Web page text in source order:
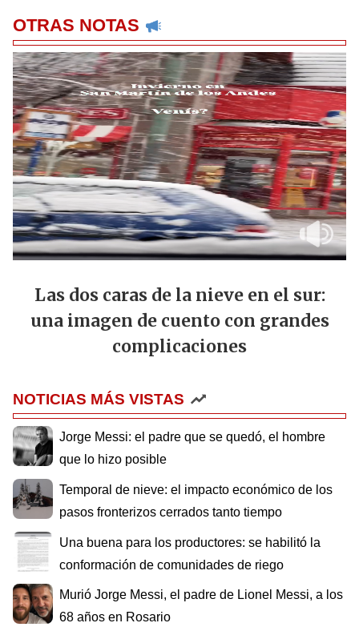
OTRAS NOTAS
Las dos caras de la nieve en el sur:
una imagen de cuento con grandes
complicaciones
NOTICIAS MÁS VISTAS
Jorge Messi: el padre que se quedó, el hombre
que lo hizo posible
Temporal de nieve: el impacto económico de los
pasos fronterizos cerrados tanto tiempo
Una buena para los productores: se habilitó la
conformación de comunidades de riego
Murió Jorge Messi, el padre de Lionel Messi, a los
68 años en Rosario